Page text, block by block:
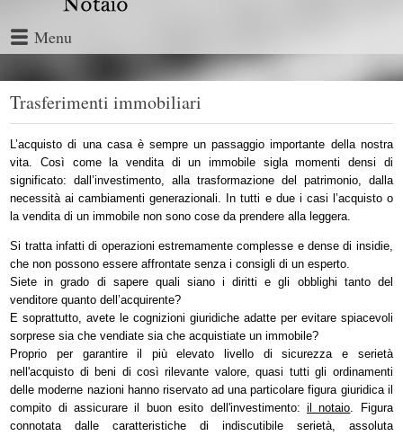
Menu
Trasferimenti immobiliari
L’acquisto di una casa è sempre un passaggio importante della nostra
vita. Così come la vendita di un immobile sigla momenti densi di
significato: dall’investimento, alla trasformazione del patrimonio, dalla
necessità ai cambiamenti generazionali. In tutti e due i casi l’acquisto o
la vendita di un immobile non sono cose da prendere alla leggera.
Si tratta infatti di operazioni estremamente complesse e dense di insidie,
che non possono essere affrontate senza i consigli di un esperto.
Siete in grado di sapere quali siano i diritti e gli obblighi tanto del
venditore quanto dell’acquirente?
E soprattutto, avete le cognizioni giuridiche adatte per evitare spiacevoli
sorprese sia che vendiate sia che acquistiate un immobile?
Proprio per garantire il più elevato livello di sicurezza e serietà
nell'acquisto di beni di così rilevante valore, quasi tutti gli ordinamenti
delle moderne nazioni hanno riservato ad una particolare figura giuridica il
compito di assicurare il buon esito dell'investimento: il notaio. Figura
connotata dalle caratteristiche di indiscutibile serietà, assoluta